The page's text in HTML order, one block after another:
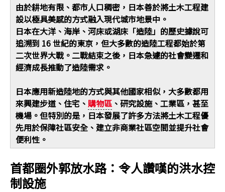
由於耕地有限、都市人口稠密，日本善於將土木工程建
設以極具美感的方式融入現代城市地景中。
日本在大洋、海岸、河床或湖床「造陸」的歷史據說可
追溯到 16 世紀的東京，但大多數的造陸工程都始於第
二次世界大戰。二戰結束之後，日本急遽的社會變遷和
經濟成長推動了造陸需求。
日本應用新造陸地的方式與其他國家相似，大多數都用
來興建步道、住宅、 購物區、研究設施、工業區，甚至
機場。但特別的是，日本發展了許多方法將土木工程優
先用於保障社區安全、建立非商業社區空間並提升社會
便利性。
首都圈外郭放水路：令人讚嘆的洪水控
制設施